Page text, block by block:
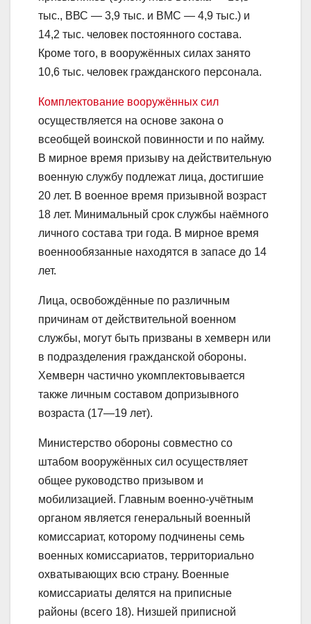
тыс., ВВС — 3,9 тыс. и ВМС — 4,9 тыс.) и
14,2 тыс. человек постоянного состава.
Кроме того, в вооружённых силах занято
10,6 тыс. человек гражданского персонала.
Комплектование вооружённых сил
осуществляется на основе закона о
всеобщей воинской повинности и по найму.
В мирное время призыву на действительную
военную службу подлежат лица, достигшие
20 лет. В военное время призывной возраст
18 лет. Минимальный срок службы наёмного
личного состава три года. В мирное время
военнообязанные находятся в запасе до 14
лет.
Лица, освобождённые по различным
причинам от действительной военном
службы, могут быть призваны в хемверн или
в подразделения гражданской обороны.
Хемверн частично укомплектовывается
также личным составом допризывного
возраста (17—19 лет).
Министерство обороны совместно со
штабом вооружённых сил осуществляет
общее руководство призывом и
мобилизацией. Главным военно-учётным
органом является генеральный военный
комиссариат, которому подчинены семь
военных комиссариатов, территориально
охватывающих всю страну. Военные
комиссариаты делятся на приписные
районы (всего 18). Низшей приписной